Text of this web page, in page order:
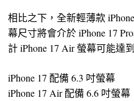
相比之下，全新輕薄款
幕尺寸將會介於 iPhone 17
計 iPhone 17 Air 螢幕可能達
iPhone 17 配備 6.3 吋螢幕
iPhone 17 Air 配備 6.6 吋螢幕